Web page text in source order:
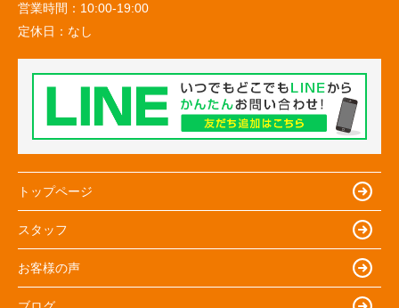
営業時間： 10:00-19:00
定休日： なし
トップページ
スタッフ
お客様の声